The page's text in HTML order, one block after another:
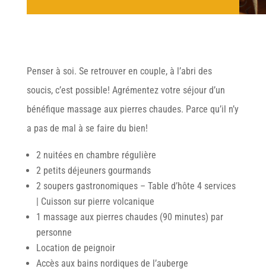
Penser à soi. Se retrouver en couple, à l’abri des
soucis, c’est possible! Agrémentez votre séjour d’un
bénéfique massage aux pierres chaudes. Parce qu’il n’y
a pas de mal à se faire du bien!
2 nuitées en chambre régulière
2 petits déjeuners gourmands
2 soupers gastronomiques – Table d’hôte 4 services
| Cuisson sur pierre volcanique
1 massage aux pierres chaudes (90 minutes) par
personne
Location de peignoir
Accès aux bains nordiques de l’auberge